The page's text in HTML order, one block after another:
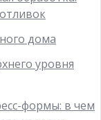
дома
уровня
формы: в чем